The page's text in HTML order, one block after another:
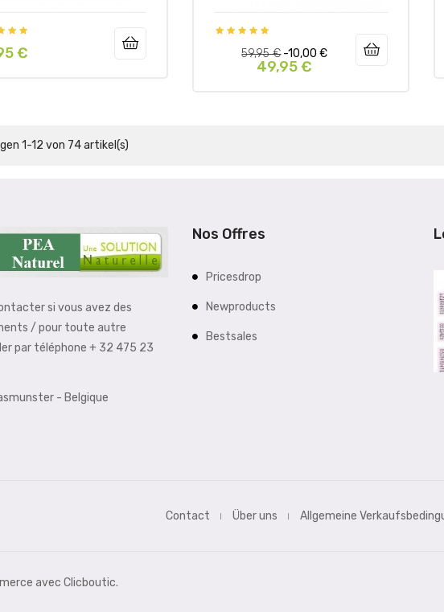
€
Regulärer
Preis
59,95 € -10,00 €Preis
49,95 €
1-12 von 74 artikel(s)
si vous avez des
/ pour toute autre
par téléphone + 32 475 23
- Belgique
Nos Offres
Pricesdrop
Newproducts
Bestsales
Contact Über uns Allgemeine
avec Clicboutic.